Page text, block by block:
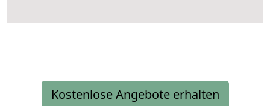
Kostenlose Angebote erhalten